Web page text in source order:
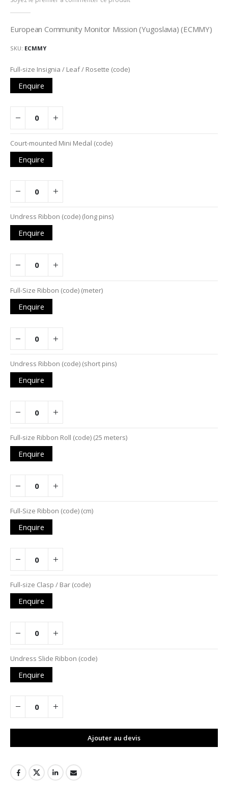
la
d’images
European Community Monitor Mission (Yugoslavia) (ECMMY)
SKU ECMMY
Articles
produit
Full-size Insignia / Leaf / Rosette (code)
Enquire
Court-mounted Mini Medal (code)
Enquire
Undress Ribbon (code) (long pins)
Enquire
Full-Size Ribbon (code) (meter)
Enquire
Undress Ribbon (code) (short pins)
Enquire
Full-size Ribbon Roll (code) (25 meters)
Enquire
Full-Size Ribbon (code) (cm)
Enquire
Full-size Clasp / Bar (code)
Enquire
Undress Slide Ribbon (code)
Enquire
Ajouter au devis